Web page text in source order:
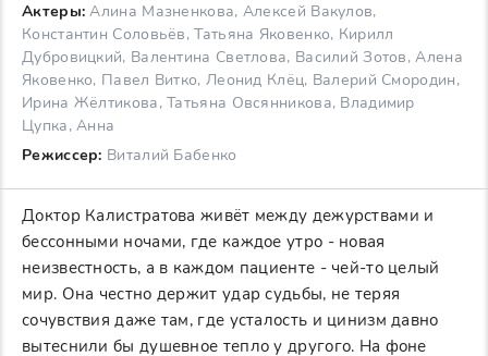
Актеры: Алина Мазненкова, Алексей Вакулов,
Константин Соловьёв, Татьяна Яковенко, Кирилл
Дубровицкий, Валентина Светлова, Василий Зотов, Алена
Яковенко, Павел Витко, Леонид Клёц, Валерий Смородин,
Ирина Жёлтикова, Татьяна Овсянникова, Владимир
Цупка, Анна
Режиссер: Виталий Бабенко
Доктор Калистратова живёт между дежурствами и
бессонными ночами, где каждое утро - новая
неизвестность, а в каждом пациенте - чей-то целый
мир. Она честно держит удар судьбы, не теряя
сочувствия даже там, где усталость и цинизм давно
вытеснили бы душевное тепло у другого. На фоне